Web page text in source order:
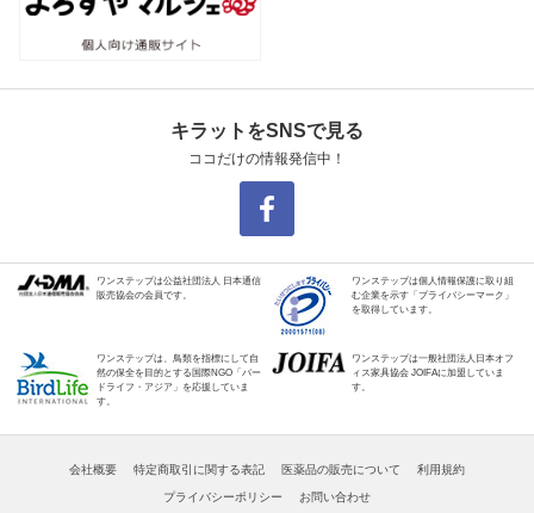
キラットをSNSで見る
ココだけの情報発信中！
ワンステップは公益社団法人 日本通信
販売協会の会員です。
ワンステップは個人情報保護に取り組
む企業を示す「プライバシーマーク」
を取得しています。
ワンステップは、鳥類を指標にして自
然の保全を目的とする国際NGO「バー
ドライフ・アジア」を応援していま
す。
ワンステップは一般社団法人日本オフ
ィス家具協会 JOIFAに加盟していま
す。
会社概要 特定商取引に関する表記 医薬品の販売について 利用規約
プライバシーポリシー お問い合わせ